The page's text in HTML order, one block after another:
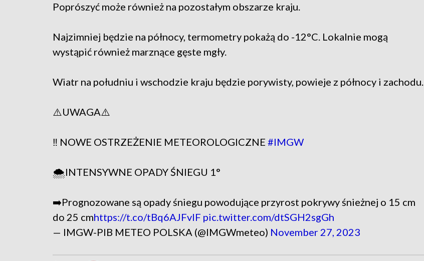
Poprószyć może również na pozostałym obszarze kraju.
Najzimniej będzie na północy, termometry pokażą do -12°C. Lokalnie mogą
wystąpić również marznące gęste mgły.
Wiatr na południu i wschodzie kraju będzie porywisty, powieje z północy i zachodu.
⚠️UWAGA⚠️
‼️ NOWE OSTRZEŻENIE METEOROLOGICZNE #IMGW
🌨️INTENSYWNE OPADY ŚNIEGU 1°
➡️Prognozowane są opady śniegu powodujące przyrost pokrywy śnieżnej o 15 cm
do 25 cmhttps://t.co/tBq6AJFvlF pic.twitter.com/dtSGH2sgGh
— IMGW-PIB METEO POLSKA (@IMGWmeteo) November 27, 2023